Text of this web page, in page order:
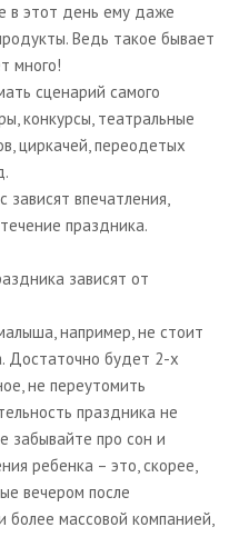
в этот день ему даже
Ведь такое бывает
много!
сценарий самого
конкурсы, театральные
циркачей, переодетых
впечатления,
праздника.
зависят от
например, не стоит
Достаточно будет 2-х
не переутомить
праздника не
забывайте про сон и
ребенка – это, скорее,
вечером после
более массовой компанией,